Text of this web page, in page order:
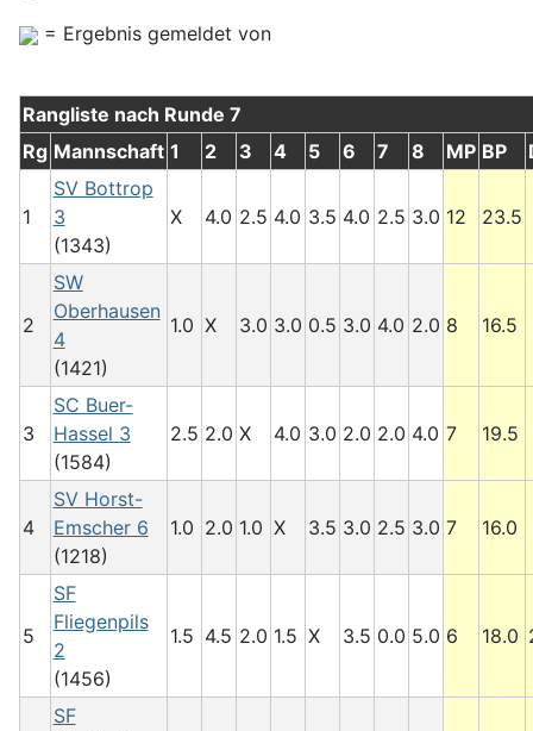
= Ergebnis gemeldet von
Rangliste nach Runde 7
Rg Mannschaft 1 2 3 4 5 6 7 8 MP BP
1
SV Bottrop
3
(1343)
X 4.0 2.5 4.0 3.5 4.0 2.5 3.0 12 23.5
2
SW
Oberhausen
4
(1421)
1.0 X 3.0 3.0 0.5 3.0 4.0 2.0 8 16.5
3
SC Buer-
Hassel 3
(1584)
2.5 2.0 X 4.0 3.0 2.0 2.0 4.0 7 19.5
4
SV Horst-
Emscher 6
(1218)
1.0 2.0 1.0 X 3.5 3.0 2.5 3.0 7 16.0
5
SF
Fliegenpils
2
(1456)
1.5 4.5 2.0 1.5 X 3.5 0.0 5.0 6 18.0
SF